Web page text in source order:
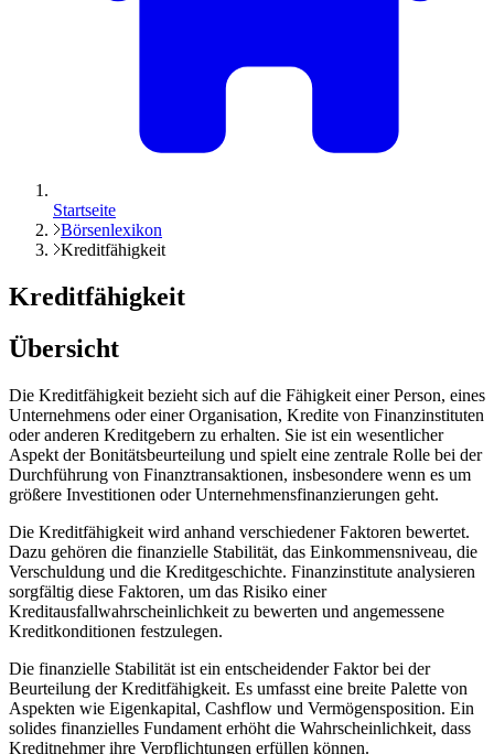
Startseite
Börsenlexikon
Kreditfähigkeit
Kreditfähigkeit
Übersicht
Die Kreditfähigkeit bezieht sich auf die Fähigkeit einer Person, eines
Unternehmens oder einer Organisation, Kredite von Finanzinstituten
oder anderen Kreditgebern zu erhalten. Sie ist ein wesentlicher
Aspekt der Bonitätsbeurteilung und spielt eine zentrale Rolle bei der
Durchführung von Finanztransaktionen, insbesondere wenn es um
größere Investitionen oder Unternehmensfinanzierungen geht.
Die Kreditfähigkeit wird anhand verschiedener Faktoren bewertet.
Dazu gehören die finanzielle Stabilität, das Einkommensniveau, die
Verschuldung und die Kreditgeschichte. Finanzinstitute analysieren
sorgfältig diese Faktoren, um das Risiko einer
Kreditausfallwahrscheinlichkeit zu bewerten und angemessene
Kreditkonditionen festzulegen.
Die finanzielle Stabilität ist ein entscheidender Faktor bei der
Beurteilung der Kreditfähigkeit. Es umfasst eine breite Palette von
Aspekten wie Eigenkapital, Cashflow und Vermögensposition. Ein
solides finanzielles Fundament erhöht die Wahrscheinlichkeit, dass
Kreditnehmer ihre Verpflichtungen erfüllen können.